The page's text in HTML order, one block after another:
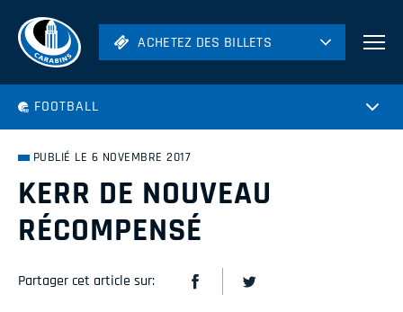
ACHETEZ DES BILLETS
ACHETEZ DES BILLETS
FOOTBALL
PUBLIÉ LE 6 NOVEMBRE 2017
KERR DE NOUVEAU
RÉCOMPENSÉ
Partager cet article sur: